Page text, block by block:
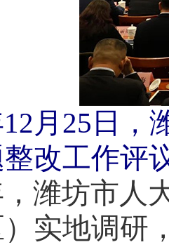
12月25日，
改工作评
，潍坊市人
）实地调